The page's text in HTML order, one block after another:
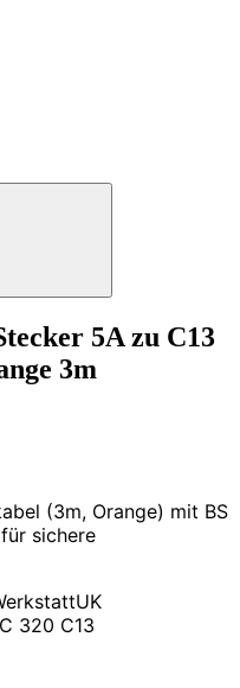
5A zu C13
3m
(3m, Orange) mit BS
sichere
UK
320 C13